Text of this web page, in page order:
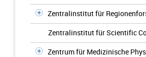
Zentralinstitut für
Zentralinstitut für Scientific
Zentrum für Medizinische